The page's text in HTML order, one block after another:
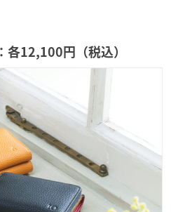
各12,100円（税込）